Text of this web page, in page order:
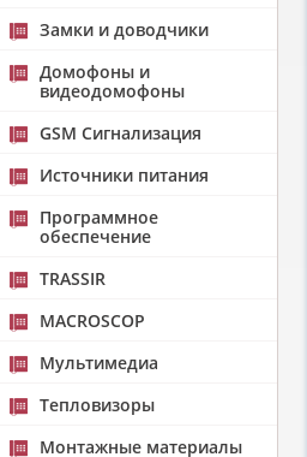
Замки и доводчики
Домофоны и
видеодомофоны
GSM Сигнализация
Источники питания
Программное
обеспечение
TRASSIR
MACROSCOP
Мультимедиа
Тепловизоры
Монтажные материалы